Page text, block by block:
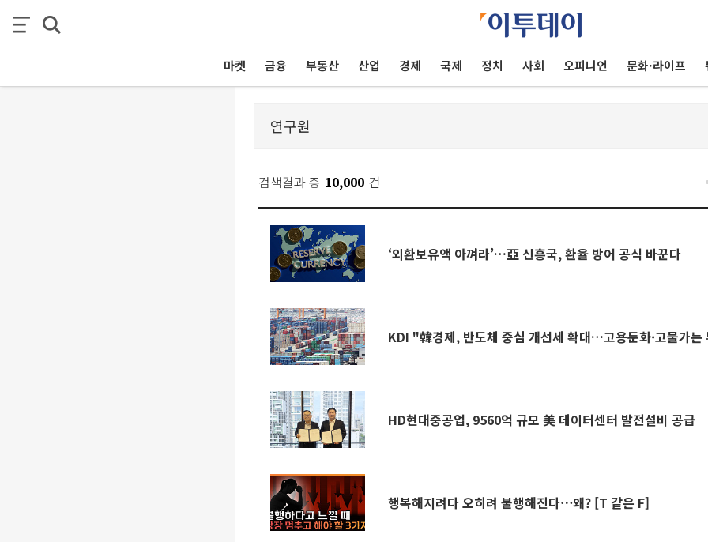
마켓 금융 부동산 산업 경제 국제 정치 사회 오피니언 문화·라이프
검색결과 총 10,000 건
‘외환보유액 아껴라’…亞 신흥국, 환율 방어 공식 바꾼다
KDI "韓경제, 반도체 중심 개선세 확대…고용둔화·고물가
HD현대중공업, 9560억 규모 美 데이터센터 발전설비 공급
행복해지려다 오히려 불행해진다⋯왜? [T 같은 F]